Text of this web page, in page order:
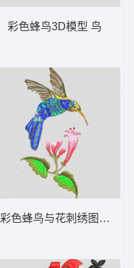
彩色蜂鸟3D模型 鸟
彩色蜂鸟与花刺绣图案 鸟